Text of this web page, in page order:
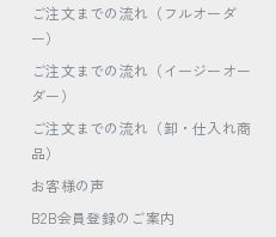
ご注文までの流れ（フルオーダ
ー）
ご注文までの流れ（イージーオー
ダー）
ご注文までの流れ（卸・仕入れ商
品）
お客様の声
B2B会員登録のご案内